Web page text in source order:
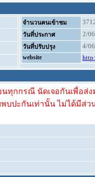
จำนวนคนเข้าชม
วันที่ประกาศ 2/
วันที่ปรับปรุง 4/
website
ทุกกรณี นัดเจอกันเพื่อส่
บปะกันเท่านั้น ไม่ได้มีส่ว